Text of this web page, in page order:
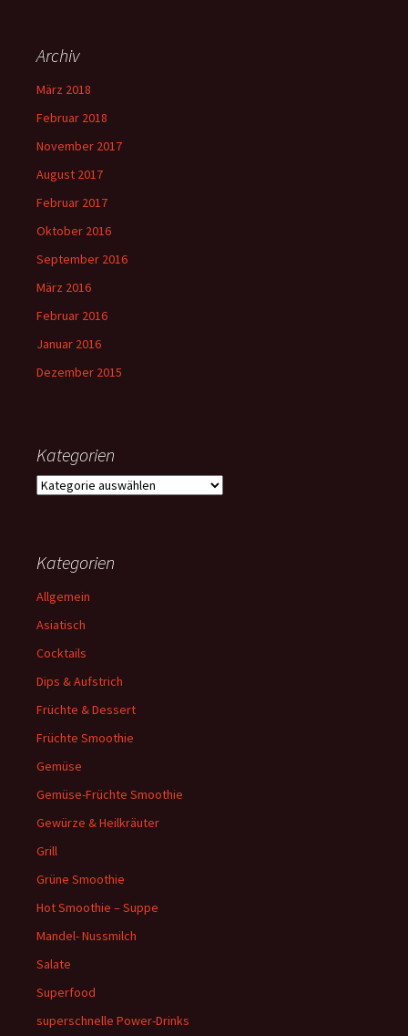
Archiv
März 2018
Februar 2018
November 2017
August 2017
Februar 2017
Oktober 2016
September 2016
März 2016
Februar 2016
Januar 2016
Dezember 2015
Kategorien
Kategorien
Kategorien
Allgemein
Asiatisch
Cocktails
Dips & Aufstrich
Früchte & Dessert
Früchte Smoothie
Gemüse
Gemüse-Früchte Smoothie
Gewürze & Heilkräuter
Grill
Grüne Smoothie
Hot Smoothie – Suppe
Mandel- Nussmilch
Salate
Superfood
superschnelle Power-Drinks